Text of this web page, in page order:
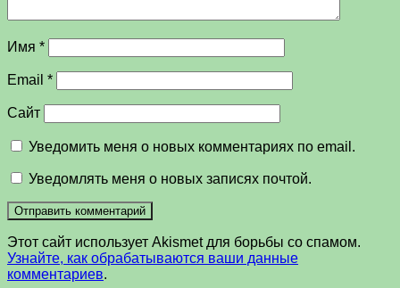
Имя *
Email *
Сайт
Уведомить меня о новых комментариях по email.
Уведомлять меня о новых записях почтой.
Этот сайт использует Akismet для борьбы со спамом.
Узнайте, как обрабатываются ваши данные
комментариев.